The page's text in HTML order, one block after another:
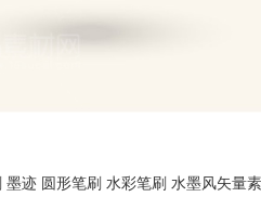
墨迹 圆形笔刷 水彩笔刷 水墨风矢量